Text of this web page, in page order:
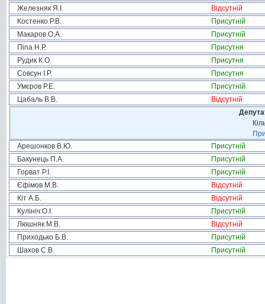
Железняк Я.І.
Відсутній
Костенко Р.В.
Присутній
Макаров О.А.
Присутній
Піпа Н.Р.
Присутня
Рудик К.О.
Присутня
Совсун І.Р.
Присутня
Умєров Р.Е.
Присутній
Цабаль В.В.
Відсутній
Арешонков В.Ю.
Присутній
Бакунець П.А.
Присутній
Горват Р.І.
Присутній
Єфімов М.В.
Відсутній
Кіт А.Б.
Відсутній
Кулініч О.І.
Присутній
Люшняк М.В.
Відсутній
Приходько Б.В.
Присутній
Шахов С.В.
Присутній